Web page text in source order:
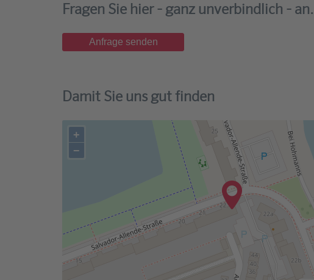
Fragen Sie hier - ganz unverbindlich - an.
Anfrage senden
Damit Sie uns gut finden
+
−